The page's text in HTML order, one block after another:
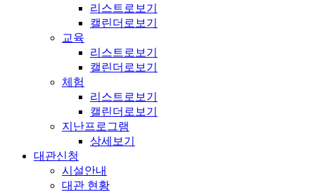
리스트로보기
캘린더로보기
교육
리스트로보기
캘린더로보기
체험
리스트로보기
캘린더로보기
지난프로그램
상세보기
대관신청
시설안내
대관 현황